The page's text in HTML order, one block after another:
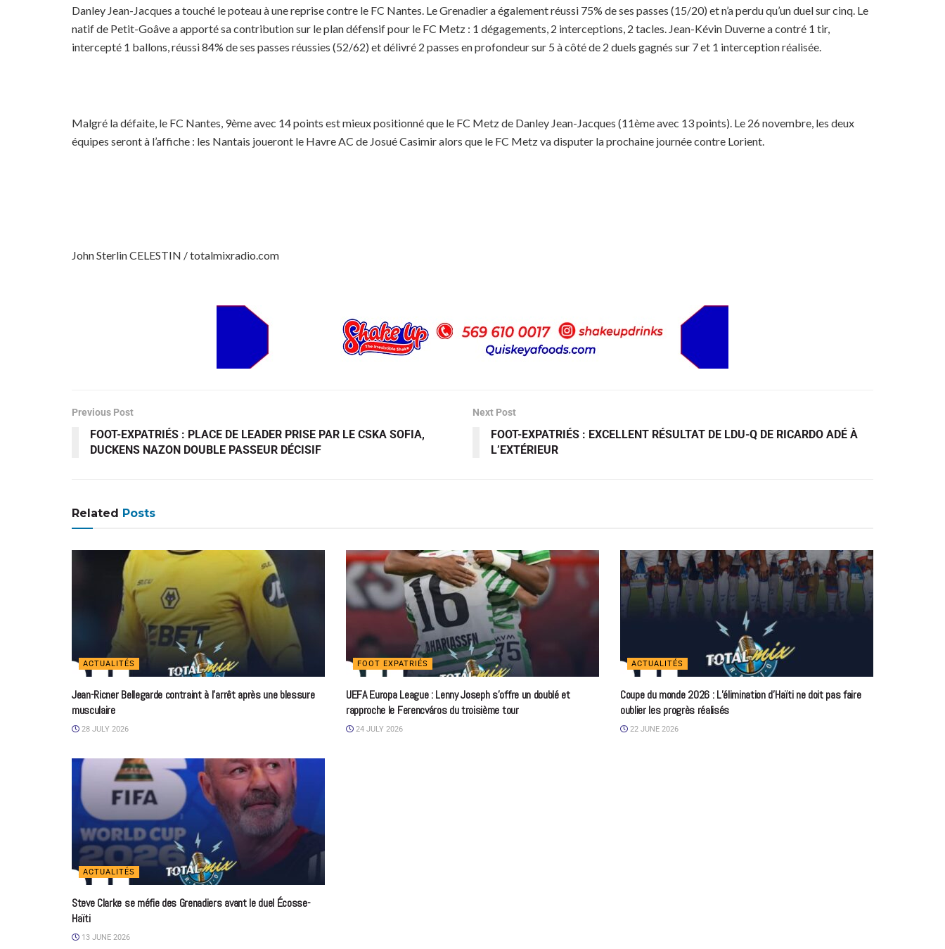
Danley Jean-Jacques a touché le poteau à une reprise contre le FC Nantes. Le Grenadier a également réussi 75% de ses passes (15/20) et n’a perdu qu’un duel sur cinq. Le
natif de Petit-Goâve a apporté sa contribution sur le plan défensif pour le FC Metz : 1 dégagements, 2 interceptions, 2 tacles. Jean-Kévin Duverne a contré 1 tir,
intercepté 1 ballons, réussi 84% de ses passes réussies (52/62) et délivré 2 passes en profondeur sur 5 à côté de 2 duels gagnés sur 7 et 1 interception réalisée.
Malgré la défaite, le FC Nantes, 9ème avec 14 points est mieux positionné que le FC Metz de Danley Jean-Jacques (11ème avec 13 points). Le 26 novembre, les deux
équipes seront à l’affiche : les Nantais joueront le Havre AC de Josué Casimir alors que le FC Metz va disputer la prochaine journée contre Lorient.
John Sterlin CELESTIN / totalmixradio.com
Previous Post
FOOT-EXPATRIÉS : PLACE DE LEADER PRISE PAR LE CSKA SOFIA,
DUCKENS NAZON DOUBLE PASSEUR DÉCISIF
Next Post
FOOT-EXPATRIÉS : EXCELLENT RÉSULTAT DE LDU-Q DE RICARDO ADÉ À
L’EXTÉRIEUR
Related Posts
ACTUALITÉS
Jean-Ricner Bellegarde contraint à l’arrêt après une blessure
musculaire
28 JULY 2026
FOOT EXPATRIÉS
UEFA Europa League : Lenny Joseph s’offre un doublé et
rapproche le Ferencváros du troisième tour
24 JULY 2026
ACTUALITÉS
Coupe du monde 2026 : L’élimination d’Haïti ne doit pas faire
oublier les progrès réalisés
22 JUNE 2026
ACTUALITÉS
Steve Clarke se méfie des Grenadiers avant le duel Écosse-
Haïti
13 JUNE 2026